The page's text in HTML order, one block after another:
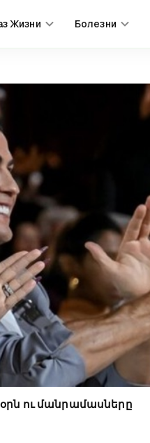
Жизни Болезни
ու մանրամասները